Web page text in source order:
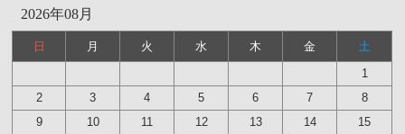
2026年08月
日 月 火 水 木 金
土
1
2
3 4 5 6 7
8
9
10 11 12 13 14
15